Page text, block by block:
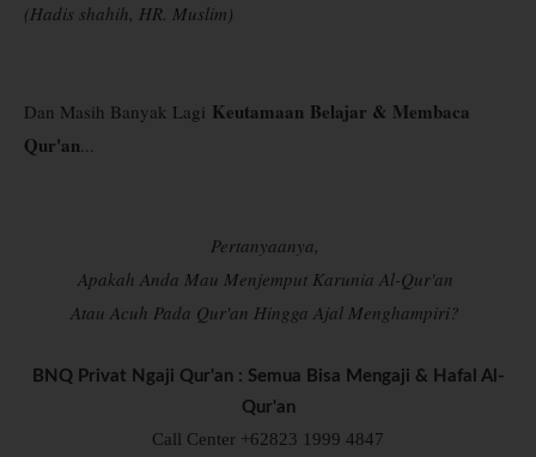
(Hadis shahih, HR. Muslim)
Dan Masih Banyak Lagi Keutamaan Belajar & Membaca
Qur'an...
Pertanyaanya,
Apakah Anda Mau Menjemput Karunia Al-Qur'an
Atau Acuh Pada Qur'an Hingga Ajal Menghampiri?
BNQ Privat Ngaji Qur'an : Semua Bisa Mengaji & Hafal Al-
Qur'an
Call Center +62823 1999 4847